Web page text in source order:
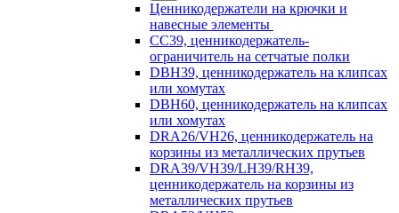
Ценникодержатели на крючки и
навесные элементы
CC39, ценникодержатель-
ограничитель на сетчатые полки
DBH39, ценникодержатель на клипсах
или хомутах
DBH60, ценникодержатель на клипсах
или хомутах
DRA26/VH26, ценникодержатель на
корзины из металлических прутьев
DRA39/VH39/LH39/RH39,
ценникодержатель на корзины из
металлических прутьев